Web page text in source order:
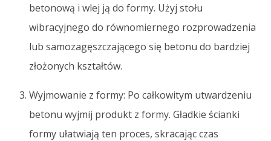
betonową i wlej ją do formy. Użyj stołu
wibracyjnego do równomiernego rozprowadzenia
lub samozagęszczającego się betonu do bardziej
złożonych kształtów.
Wyjmowanie z formy: Po całkowitym utwardzeniu
betonu wyjmij produkt z formy. Gładkie ścianki
formy ułatwiają ten proces, skracając czas